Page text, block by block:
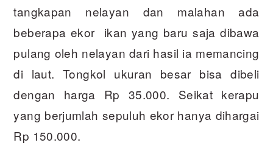
tangkapan nelayan dan malahan ada
beberapa ekor ikan yang baru saja dibawa
pulang oleh nelayan dari hasil ia memancing
di laut. Tongkol ukuran besar bisa dibeli
dengan harga Rp 35.000. Seikat kerapu
yang berjumlah sepuluh ekor hanya dihargai
Rp 150.000.